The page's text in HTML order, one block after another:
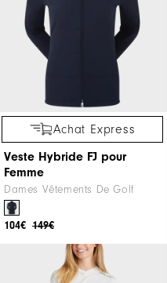
Achat Express
Veste Hybride FJ pour
Femme
Dames Vêtements De Golf
149€
104€